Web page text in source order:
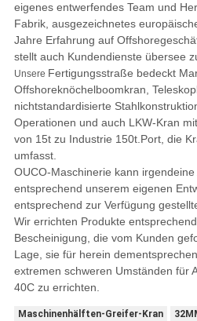
eigenes entwerfendes Team und
Fabrik, ausgezeichnetes
Jahre Erfahrung auf
stellt auch Kundendienste übersee
Unsere Fertigungsstraße bedeckt
Offshoreknöchelboomkran,
nichtstandardisierte
Operationen und auch LKW-Kran
von 15t zu Industrie 150t.Port, die
umfasst.
OUCO-Maschinerie kann
entsprechend unserem eigenen
entsprechend zur Verfügung
Wir errichten Produkte
Bescheinigung, die vom Kunden
Lage, sie für herein
extremen schweren Umständen für
40C zu errichten.
Maschinenhälften-Greifer-Kran